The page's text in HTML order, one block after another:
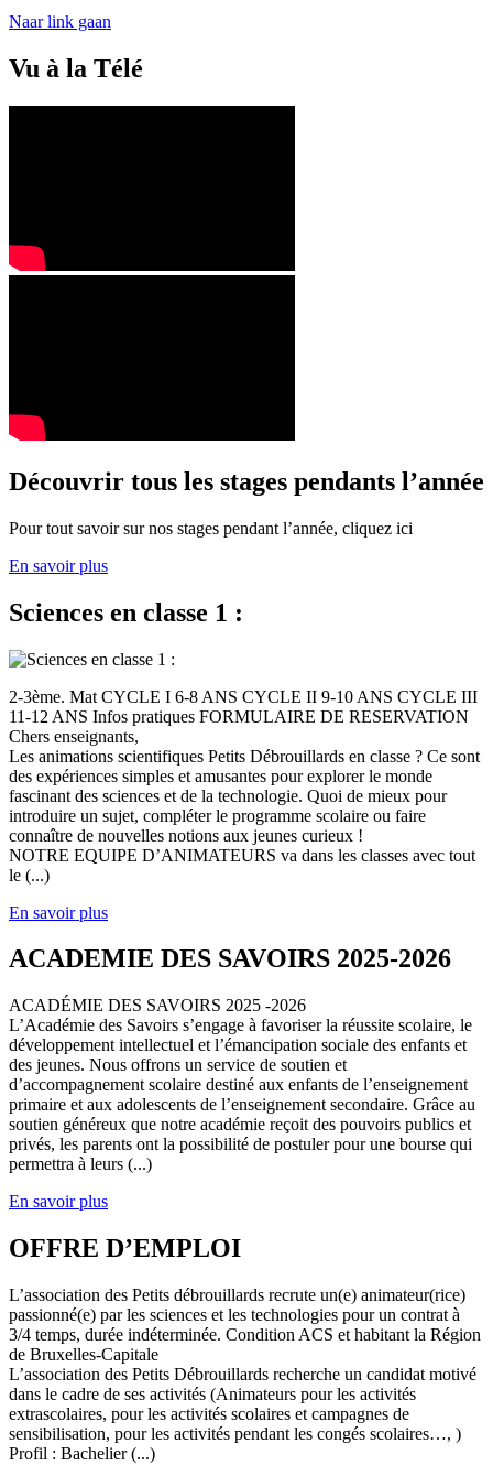
Naar link gaan
Vu à la Télé
Découvrir tous les stages pendants l’année
Pour tout savoir sur nos stages pendant l’année, cliquez ici
En savoir plus
Sciences en classe 1 :
2-3ème. Mat CYCLE I 6-8 ANS CYCLE II 9-10 ANS CYCLE III
11-12 ANS Infos pratiques FORMULAIRE DE RESERVATION
Chers enseignants,
Les animations scientifiques Petits Débrouillards en classe ? Ce sont
des expériences simples et amusantes pour explorer le monde
fascinant des sciences et de la technologie. Quoi de mieux pour
introduire un sujet, compléter le programme scolaire ou faire
connaître de nouvelles notions aux jeunes curieux !
NOTRE EQUIPE D’ANIMATEURS va dans les classes avec tout
le (...)
En savoir plus
ACADEMIE DES SAVOIRS 2025-2026
ACADÉMIE DES SAVOIRS 2025 -2026
L’Académie des Savoirs s’engage à favoriser la réussite scolaire, le
développement intellectuel et l’émancipation sociale des enfants et
des jeunes. Nous offrons un service de soutien et
d’accompagnement scolaire destiné aux enfants de l’enseignement
primaire et aux adolescents de l’enseignement secondaire. Grâce au
soutien généreux que notre académie reçoit des pouvoirs publics et
privés, les parents ont la possibilité de postuler pour une bourse qui
permettra à leurs (...)
En savoir plus
OFFRE D’EMPLOI
L’association des Petits débrouillards recrute un(e) animateur(rice)
passionné(e) par les sciences et les technologies pour un contrat à
3/4 temps, durée indéterminée. Condition ACS et habitant la Région
de Bruxelles-Capitale
L’association des Petits Débrouillards recherche un candidat motivé
dans le cadre de ses activités (Animateurs pour les activités
extrascolaires, pour les activités scolaires et campagnes de
sensibilisation, pour les activités pendant les congés scolaires…, )
Profil : Bachelier (...)